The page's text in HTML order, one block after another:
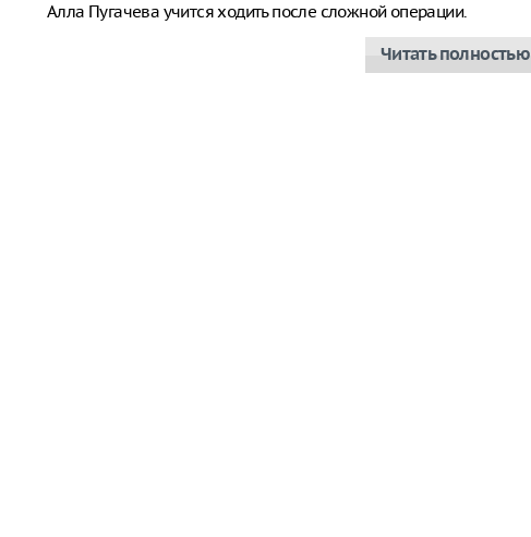
Алла Пугачева учится ходить после сложной операции.
Читать полностью